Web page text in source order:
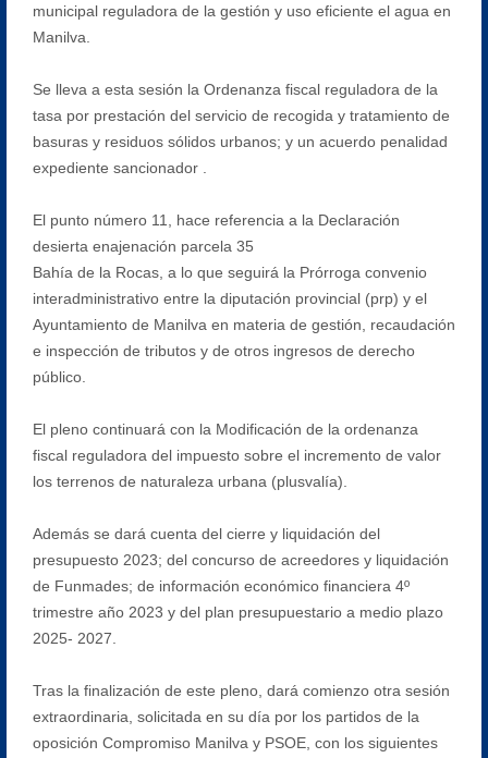
municipal reguladora de la gestión y uso eficiente el agua en
Manilva.
Se lleva a esta sesión la Ordenanza fiscal reguladora de la
tasa por prestación del servicio de recogida y tratamiento de
basuras y residuos sólidos urbanos; y un acuerdo penalidad
expediente sancionador .
El punto número 11, hace referencia a la Declaración
desierta enajenación parcela 35
Bahía de la Rocas, a lo que seguirá la Prórroga convenio
interadministrativo entre la diputación provincial (prp) y el
Ayuntamiento de Manilva en materia de gestión, recaudación
e inspección de tributos y de otros ingresos de derecho
público.
El pleno continuará con la Modificación de la ordenanza
fiscal reguladora del impuesto sobre el incremento de valor
los terrenos de naturaleza urbana (plusvalía).
Además se dará cuenta del cierre y liquidación del
presupuesto 2023; del concurso de acreedores y liquidación
de Funmades; de información económico financiera 4º
trimestre año 2023 y del plan presupuestario a medio plazo
2025- 2027.
Tras la finalización de este pleno, dará comienzo otra sesión
extraordinaria, solicitada en su día por los partidos de la
oposición Compromiso Manilva y PSOE, con los siguientes